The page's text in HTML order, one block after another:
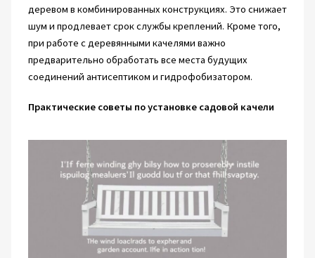
деревом в комбинированных конструкциях. Это снижает
шум и продлевает срок службы креплений. Кроме того,
при работе с деревянными качелями важно
предварительно обработать все места будущих
соединений антисептиком и гидрофобизатором.
Практические советы по установке садовой качели